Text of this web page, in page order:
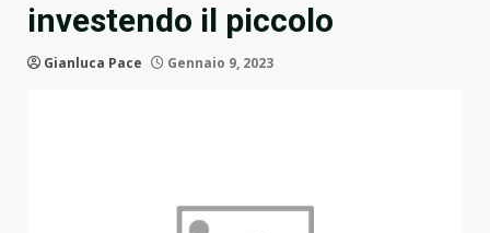
investendo il piccolo
Gianluca Pace Gennaio 9, 2023